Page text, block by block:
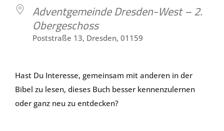
Adventgemeinde Dresden-West – 2.
Obergeschoss
Poststraße 13, Dresden, 01159
Hast Du Interesse, gemeinsam mit anderen in der
Bibel zu lesen, dieses Buch besser kennenzulernen
oder ganz neu zu entdecken?